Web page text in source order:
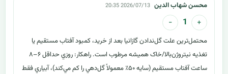
محسن شهاب الدین 2026/07/13 20:35
+
1
−
محتمل‌ترين علت گل‌ندادن گازانيا بعد از خريد، کمبود آفتاب مستقيم يا
تغذيه نيتروژن‌بالا/خاک هميشه مرطوب است. راهکار: روزي حداقل ۶–۸
ساعت آفتاب مستقيم (سايه ۵۰٪ معمولاً گل‌دهي را کم مي‌کند)، آبياري فقط